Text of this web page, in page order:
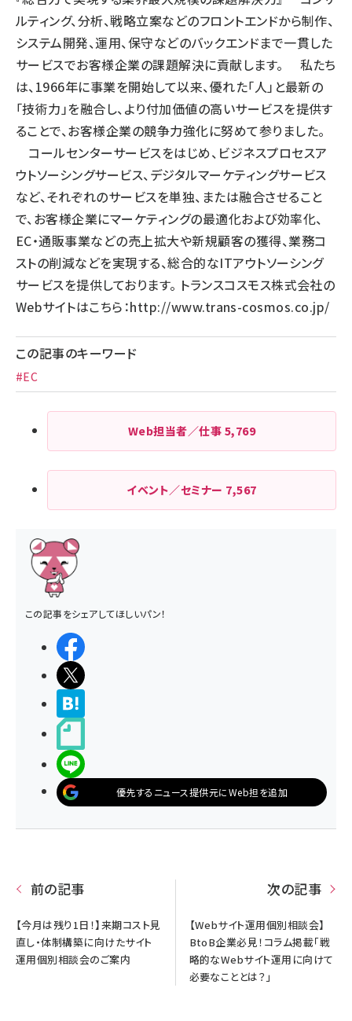
ルティング、分析、戦略立案などのフロントエンドから制作、
システム開発、運用、保守などのバックエンドまで一貫した
サービスでお客様企業の課題解決に貢献します。 私たち
は、1966年に事業を開始して以来、優れた「人」と最新の
「技術力」を融合し、より付加価値の高いサービスを提供す
ることで、お客様企業の競争力強化に努めて参りました。
コールセンターサービスをはじめ、ビジネスプロセスア
ウトソーシングサービス、デジタルマーケティングサービス
など、それぞれのサービスを単独、または融合させること
で、お客様企業にマーケティングの最適化および効率化、
EC・通販事業などの売上拡大や新規顧客の獲得、業務コ
ストの削減などを実現する、総合的なITアウトソーシング
サービスを提供しております。 トランスコスモス株式会社の
Webサイトはこちら：http://www.trans-cosmos.co.jp/
この記事のキーワード
#EC
Web担当者／仕事 5,769
イベント／セミナー 7,567
この記事をシェアしてほしいパン！
優先するニュース提供元にWeb担を追加
前の記事
【今月は残り1日！】来期コスト見
直し・体制構築に向けたサイト
運用個別相談会のご案内
次の記事
【Webサイト運用個別相談会】
BtoB企業必見！コラム掲載「戦
略的なWebサイト運用に向けて
必要なこととは？」